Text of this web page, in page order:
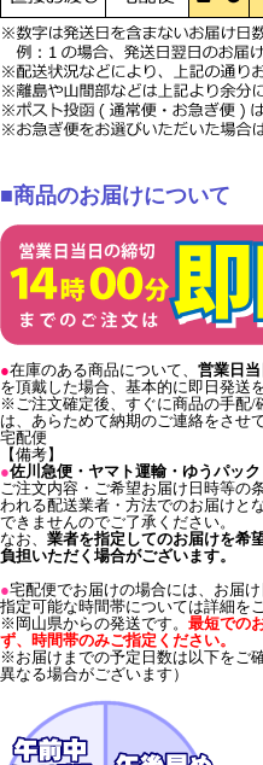
■商品のお届けについて
●在庫のある商品について、 営業日
を頂戴した場合、基本的に即日発送
※ご注文確定後、すぐに商品の手配/
は、あらためて納期のご連絡をさせ
宅配便
【備考】
●佐川急便・ヤマト運輸・ゆうパック
ご注文内容・ご希望お届け日時等の
われる配送業者・方法でのお届けと
できませんのでご了承ください。
なお、 業者を指定してのお届けを希
負担いただく場合がございます。
●宅配便でお届けの場合には、お届
指定可能な時間帯については詳細を
※岡山県からの発送です。 最短での
ず、時間帯のみご指定ください。
※お届けまでの予定日数は以下をご
異なる場合がございます）